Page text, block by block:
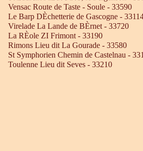
Vensac Route de Taste - Soule - 33590
Le Barp DÈchetterie de Gascogne -
Virelade La Lande de BÈrnet - 33720
La RÈole ZI Frimont - 33190
Rimons Lieu dit La Gourade - 33580
St Symphorien Chemin de Castelnau -
Toulenne Lieu dit Seves - 33210